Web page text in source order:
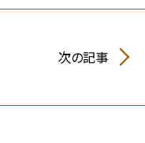
次の記事